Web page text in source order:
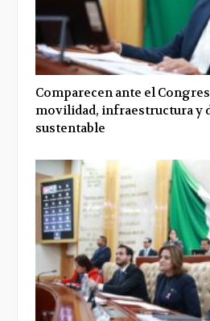
Comparecen ante el
movilidad, infraestructura y
sustentable